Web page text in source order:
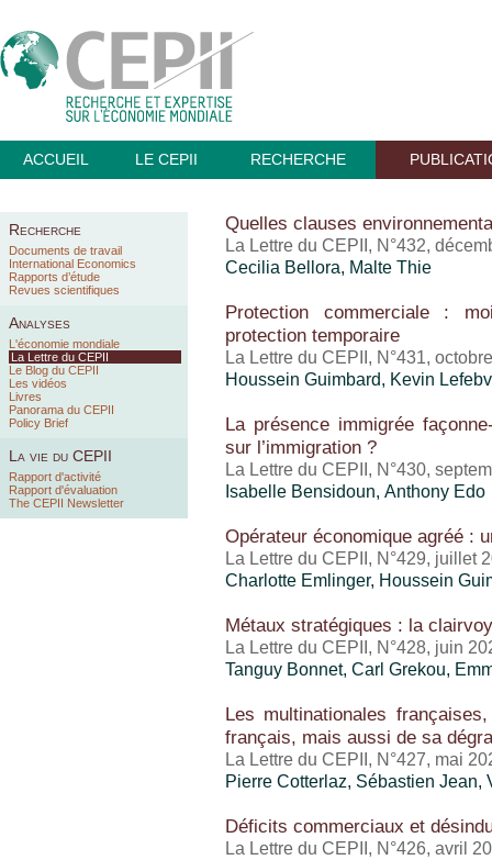
ACCUEIL LE CEPII RECHERCHE
Recherche
Documents de travail
International Economics
Rapports d’étude
Revues scientifiques
Analyses
L'économie mondiale
La Lettre du CEPII
Le Blog du CEPII
Les vidéos
Livres
Panorama du CEPII
Policy Brief
La vie du CEPII
Rapport d'activité
Rapport d'évaluation
The CEPII Newsletter
Quelles clauses
La Lettre du CEPII, N°432,
Cecilia Bellora, Malte Thie
Protection commerciale :
protection temporaire
La Lettre du CEPII, N°431,
Houssein Guimbard, Kevin
La présence immigrée
sur l’immigration ?
La Lettre du CEPII, N°430,
Isabelle Bensidoun, Anthony Edo
Opérateur économique agréé :
La Lettre du CEPII, N°429, juillet
Charlotte Emlinger, Houssein
Métaux stratégiques : la
La Lettre du CEPII, N°428, juin
Tanguy Bonnet, Carl Grekou,
Les multinationales
français, mais aussi de sa
La Lettre du CEPII, N°427, mai
Pierre Cotterlaz, Sébastien Jean,
Déficits commerciaux et
La Lettre du CEPII, N°426, avril